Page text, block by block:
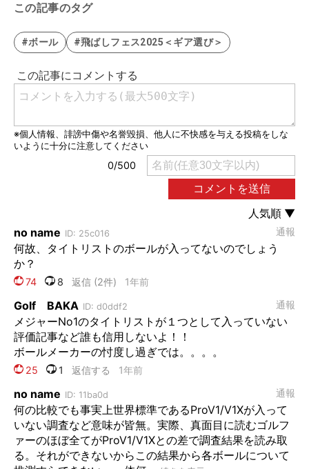
この記事のタグ
#ボール #飛ばしフェス2025＜ギア選び＞